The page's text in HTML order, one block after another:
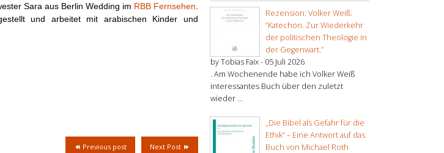
Sara aus Berlin Wedding im RBB Fernsehen
und arbeitet mit arabischen Kinder und
Next Post
Previous post
Rezension: Volker Weiß:
“Katechon. Zur Wiederkehr
der politischen Theologie in
der Gegenwart.”
by Tobias Faix - 05 Juli 2026
. Am Wochenende habe ich Volker Weiß
interessantes Buch über den zuletzt
wieder ...
„Die Bibel als Gefahr für die
Ethik“ – Eine Antwort auf das
Buch von Michael Roth